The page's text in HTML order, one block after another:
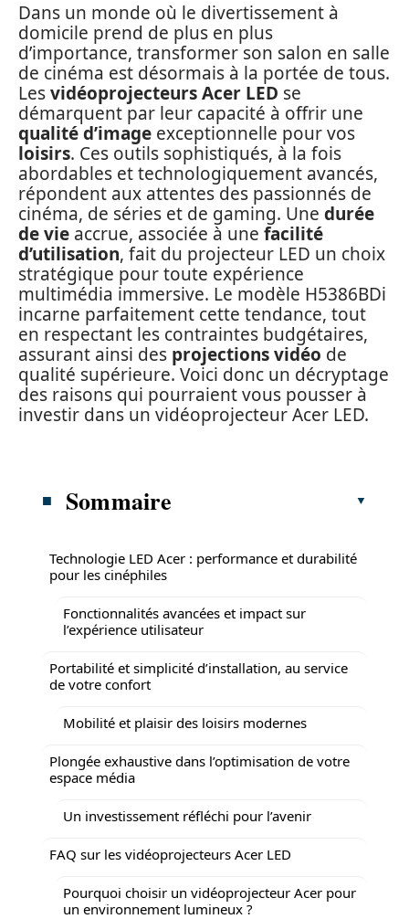
Dans un monde où le divertissement à
domicile prend de plus en plus
d’importance, transformer son salon en salle
de cinéma est désormais à la portée de tous.
Lesvidéoprojecteurs Acer LED se
démarquent par leur capacité à offrir une
qualité d’image exceptionnelle pour vos
loisirs. Ces outils sophistiqués, à la fois
abordables et technologiquement avancés,
répondent aux attentes des passionnés de
cinéma, de séries et de gaming. Une durée
de vie accrue, associée à une facilité
d’utilisation, fait du projecteur LED un choix
stratégique pour toute expérience
multimédia immersive. Le modèle H5386BDi
incarne parfaitement cette tendance, tout
en respectant les contraintes budgétaires,
assurant ainsi des projections vidéo de
qualité supérieure. Voici donc un décryptage
des raisons qui pourraient vous pousser à
investir dans un vidéoprojecteur Acer LED.
Sommaire
Technologie LED Acer : performance et durabilité
pour les cinéphiles
Fonctionnalités avancées et impact sur
l’expérience utilisateur
Portabilité et simplicité d’installation, au service
de votre confort
Mobilité et plaisir des loisirs modernes
Plongée exhaustive dans l’optimisation de votre
espace média
Un investissement réfléchi pour l’avenir
FAQ sur les vidéoprojecteurs Acer LED
Pourquoi choisir un vidéoprojecteur Acer pour
un environnement lumineux ?